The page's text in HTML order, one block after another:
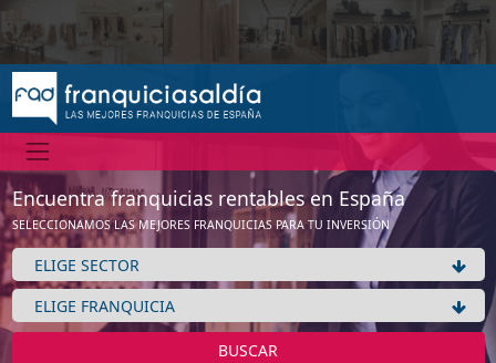
Encuentra franquicias rentables en España
SELECCIONAMOS LAS MEJORES FRANQUICIAS PARA TU INVERSIÓN
BUSCAR